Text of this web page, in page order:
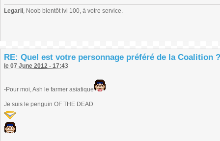
Legaril , Noob bientôt lvl 100, à votre service.
RE: Quel est votre personnage préféré de la Coalition ?
le 07 June 2012 - 17:43
-Pour moi, Ash le farmer asiatique
Je suis le penguin OF THE DEAD